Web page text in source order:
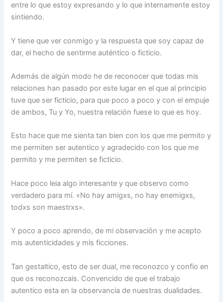
entre lo que estoy expresando y lo que internamente estoy
sintiendo.
Y tiene que ver conmigo y la respuesta que soy capaz de
dar, el hecho de sentirme auténtico o ficticio.
Además de algún modo he de reconocer que todas mis
relaciones han pasado por este lugar en el que al principio
tuve que ser ficticio, para que poco a poco y con el empuje
de ambos, Tu y Yo, nuestra relación fuese lo que es hoy.
Esto hace que me sienta tan bien con los que me permito y
me permiten ser autentico y agradecido con los que me
permito y me permiten se ficticio.
Hace poco leia algo interesante y que observo como
verdadero para mí. «No hay amigxs, no hay enemigxs,
todxs son maestrxs».
Y poco a poco aprendo, de mi observación y me acepto
mis autenticidades y mis ficciones.
Tan gestaltico, esto de ser dual, me reconozco y confio en
que os reconozcais. Convencido de que el trabajo
autentico esta en la observancia de nuestras dualidades.